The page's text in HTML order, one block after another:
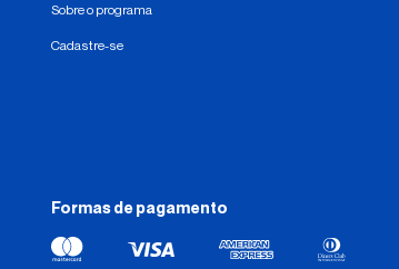
Sobre o programa
Cadastre-se
Formas de pagamento